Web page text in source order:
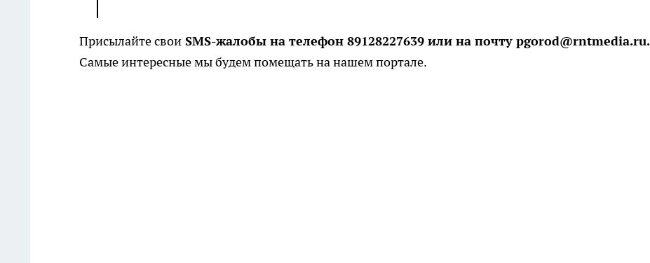
Присылайте свои SMS-жалобы на телефон 89128227639 или на почту pgorod@rntmedia.ru.
Самые интересные мы будем помещать на нашем портале.